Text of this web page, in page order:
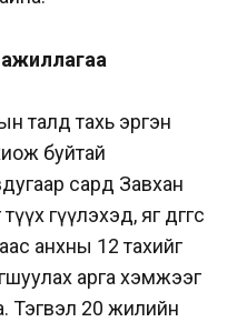
ажиллагаа
талд тахь эргэн
буйтай
сард Завхан
яг өдгөөгөөс
анхны 12 тахийг
арга хэмжээг
Тэгвэл 20 жилийн